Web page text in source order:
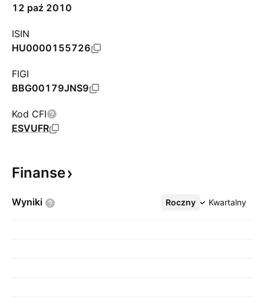
12 paź 2010
ISIN
HU0000155726
FIGI
BBG00179JNS9
Kod CFI
ESVUFR
Finanse
Wyniki Roczny Kwartalny
Więcej